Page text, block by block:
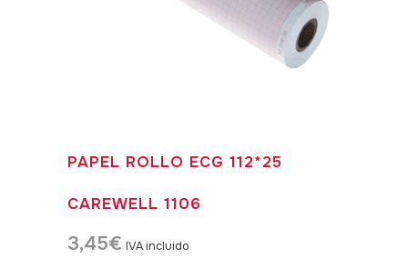
PAPEL ROLLO ECG 112*25
CAREWELL 1106
3,45€ IVA incluido